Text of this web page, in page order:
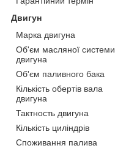
Двигун
Марка двигуна
Об'єм масляної системи
двигуна
Об'єм паливного бака
Кількість обертів вала
двигуна
Тактность двигуна
Кількість циліндрів
Споживання палива